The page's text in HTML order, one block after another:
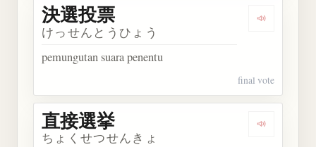
Dengarkan
決選投票
けっせんとうひょう
pemungutan suara penentu
final vote
Dengarkan
直接選挙
ちょくせつせんきょ